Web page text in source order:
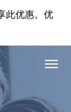
此优惠。优